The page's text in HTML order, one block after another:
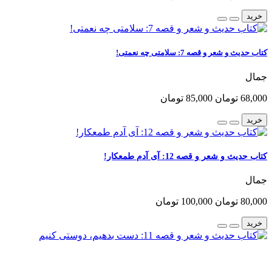
خرید
کتاب حدیث و شعر و قصه 7: سلامتی چه نعمتی!
جمال
68,000 تومان 85,000 تومان
خرید
کتاب حدیث و شعر و قصه 12: آی آدم طمعکار!
جمال
80,000 تومان 100,000 تومان
خرید